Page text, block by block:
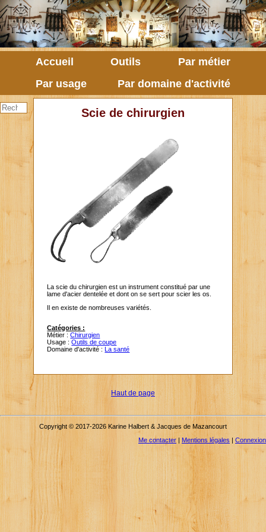
Accueil Outils
Par métier
Par usage
Par domaine d'activité
Scie de chirurgien
La scie du chirurgien est un instrument constitué par une
lame d'acier dentelée et dont on se sert pour scier les os.
Il en existe de nombreuses variétés.
Catégories :
Métier :Chirurgien
Usage :Outils de coupe
Domaine d'activité :La santé
Haut de page
Copyright © 2017-2026 Karine Halbert & Jacques de Mazancourt
Me contacter
Mentions légales Connexion